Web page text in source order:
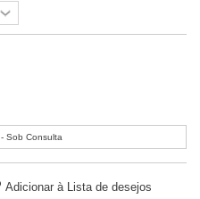
Sob Consulta
Adicionar à Lista de desejos